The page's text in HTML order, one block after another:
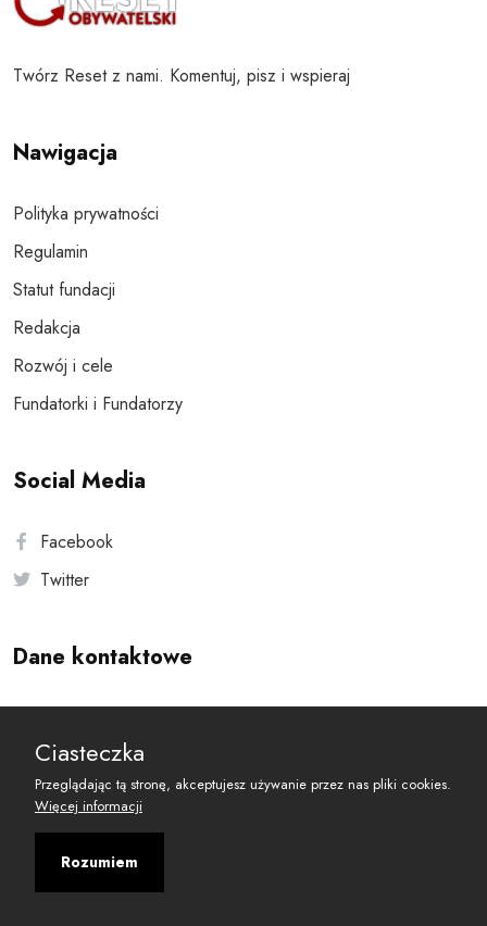
Twórz Reset z nami. Komentuj, pisz i wspieraj
Nawigacja
Polityka prywatności
Regulamin
Statut fundacji
Redakcja
Rozwój i cele
Fundatorki i Fundatorzy
Social Media
Facebook
Twitter
Dane kontaktowe
reset@resetobywatelski.pl
Ciasteczka
Przeglądając tą stronę, akceptujesz używanie przez nas pliki cookies.
Więcej informacji
Rozumiem